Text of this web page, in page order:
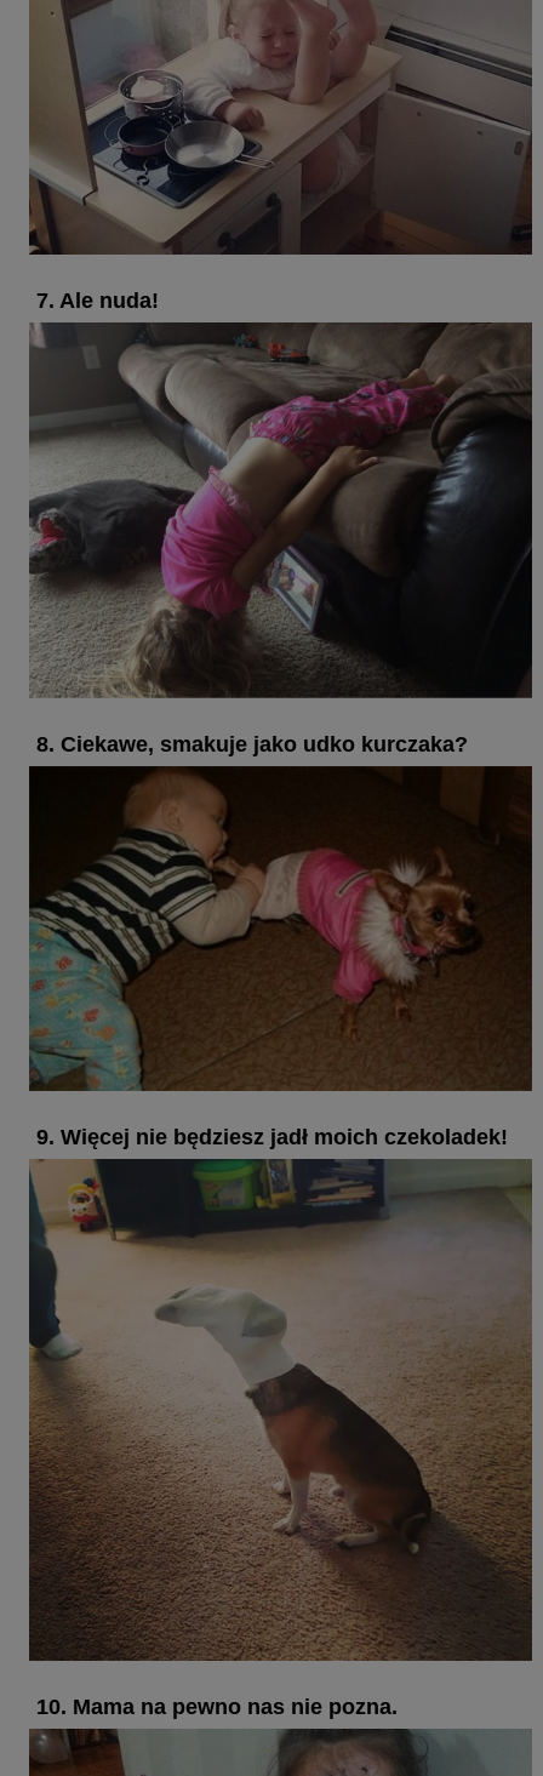
7. Ale nuda!
8. Ciekawe, smakuje jako udko kurczaka?
9. Więcej nie będziesz jadł moich czekoladek!
10. Mama na pewno nas nie pozna.